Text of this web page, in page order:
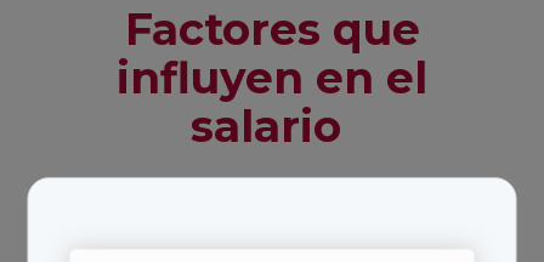
Factores que
influyen en el
salario
Existen múltiples factores que pueden influir en